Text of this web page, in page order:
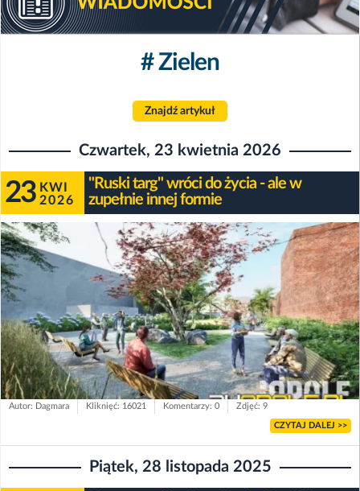
# Zielen
Znajdź artykuł
Czwartek, 23 kwietnia 2026
23 KWI
2026
"Ruski targ" wróci do życia - ale w
zupełnie innej formie
Autor: Dagmara Kliknięć: 16021 Komentarzy: 0 Zdjęć: 9
CZYTAJ DALEJ >>
Piątek, 28 listopada 2025